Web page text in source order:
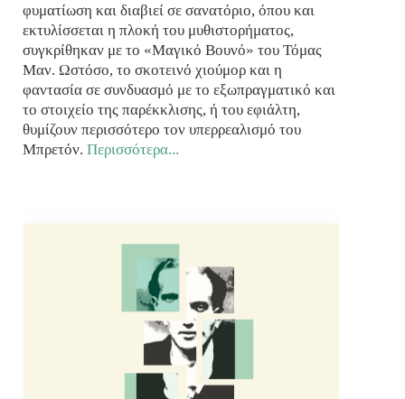
φυματίωση και διαβιεί σε σανατόριο, όπου και
εκτυλίσσεται η πλοκή του μυθιστορήματος,
συγκρίθηκαν με το «Μαγικό Βουνό» του Τόμας
Μαν. Ωστόσο, το σκοτεινό χιούμορ και η
φαντασία σε συνδυασμό με το εξωπραγματικό και
το στοιχείο της παρέκκλισης, ή του εφιάλτη,
θυμίζουν περισσότερο τον υπερρεαλισμό του
Μπρετόν. Περισσότερα...